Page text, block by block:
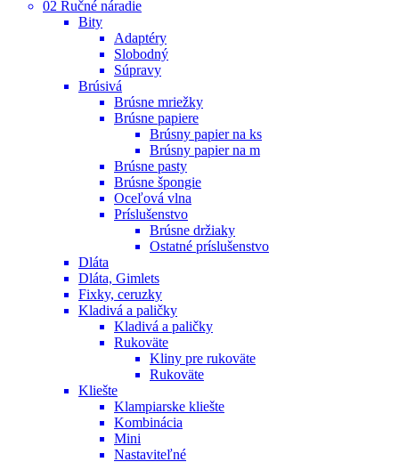
02 Ručné náradie
Bity
Adaptéry
Slobodný
Súpravy
Brúsivá
Brúsne mriežky
Brúsne papiere
Brúsny papier na ks
Brúsny papier na m
Brúsne pasty
Brúsne špongie
Oceľová vlna
Príslušenstvo
Brúsne držiaky
Ostatné príslušenstvo
Dláta
Dláta, Gimlets
Fixky, ceruzky
Kladivá a paličky
Kladivá a paličky
Rukoväte
Kliny pre rukoväte
Rukoväte
Kliešte
Klampiarske kliešte
Kombinácia
Mini
Nastaviteľné